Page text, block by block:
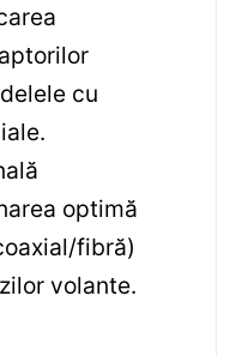
cu
optimă
fibră)
volante.